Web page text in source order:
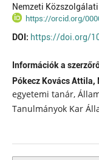
Nemzeti
https://orcid.org/
DOI: https://doi.org/
Információk a
Pókecz Kovács Attila,
egyetemi tanár,
Tanulmányok Kar